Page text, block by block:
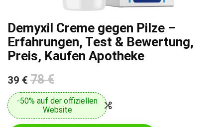
Demyxil Creme gegen Pilze –
Erfahrungen, Test & Bewertung,
Preis, Kaufen Apotheke
39 € 78 €
-50% auf der offiziellen
Website